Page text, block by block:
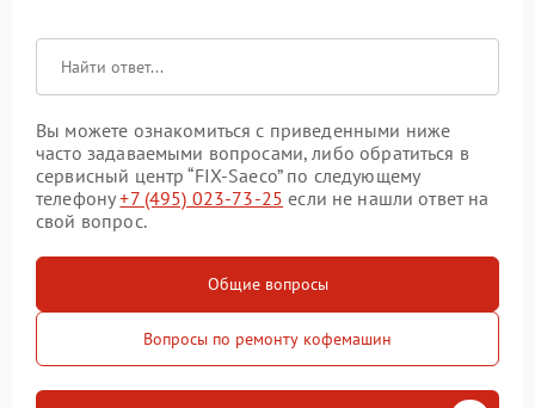
Вы можете ознакомиться с приведенными ниже
часто задаваемыми вопросами, либо обратиться в
сервисный центр “FIX-Saeco” по следующему
телефону+7 (495) 023-73-25 если не нашли ответ на
свой вопрос.
Общие вопросы
Вопросы по ремонту кофемашин